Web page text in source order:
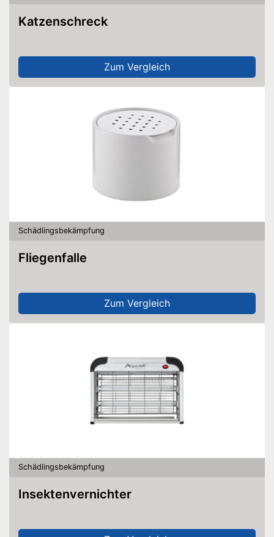
Katzenschreck
Zum Vergleich
Schädlingsbekämpfung
Fliegenfalle
Zum Vergleich
Schädlingsbekämpfung
Insektenvernichter